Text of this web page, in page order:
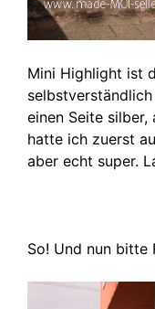
Mini Highlight ist
einen Seite
hatte ich zuerst
aber echt super.
So! Und nun bitte